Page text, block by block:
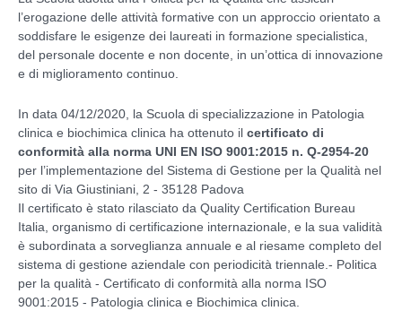
l’erogazione delle attività formative con un approccio orientato a
soddisfare le esigenze dei laureati in formazione specialistica,
del personale docente e non docente, in un’ottica di innovazione
e di miglioramento continuo.
In data 04/12/2020, la Scuola di specializzazione in Patologia
clinica e biochimica clinica ha ottenuto il certificato di
conformità alla norma UNI EN ISO 9001:2015 n. Q-2954-20
per l’implementazione del Sistema di Gestione per la Qualità nel
sito di Via Giustiniani, 2 - 35128 Padova
Il certificato è stato rilasciato da Quality Certification Bureau
Italia, organismo di certificazione internazionale, e la sua validità
è subordinata a sorveglianza annuale e al riesame completo del
sistema di gestione aziendale con periodicità triennale.- Politica
per la qualità - Certificato di conformità alla norma ISO
9001:2015 - Patologia clinica e Biochimica clinica.